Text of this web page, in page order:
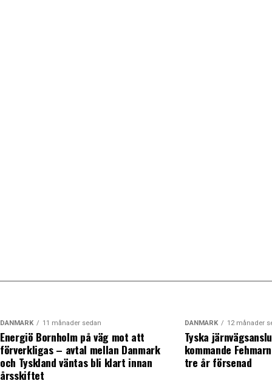
DANMARK 11 månader sedan
Energiö Bornholm på väg mot att
förverkligas – avtal mellan Danmark
och Tyskland väntas bli klart innan
årsskiftet
DANMARK 12 månader
Tyska
kommande
tre år försenad